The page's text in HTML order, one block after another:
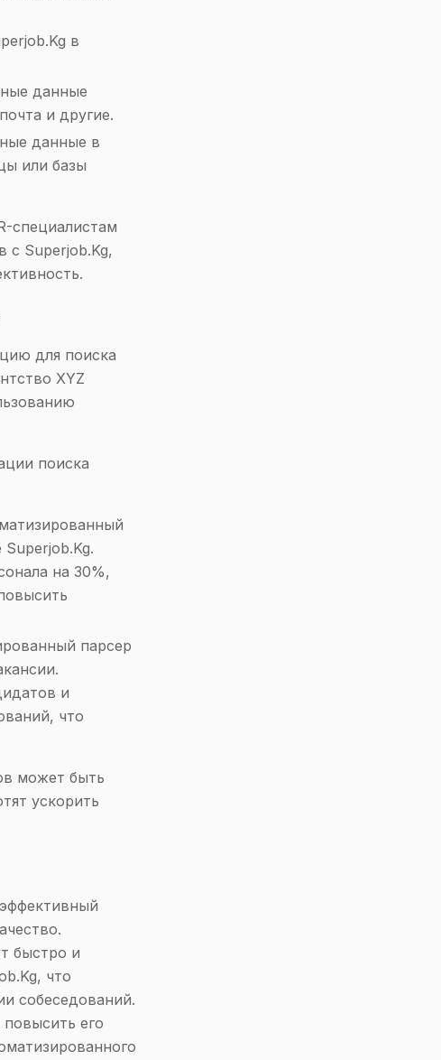
в
данные
и другие.
данные в
или базы
специалистам
с Superjob.Kg,
для поиска
XYZ
поиска
на 30%,
парсер
и
что
может быть
ускорить
быстро и
что
собеседований.
его